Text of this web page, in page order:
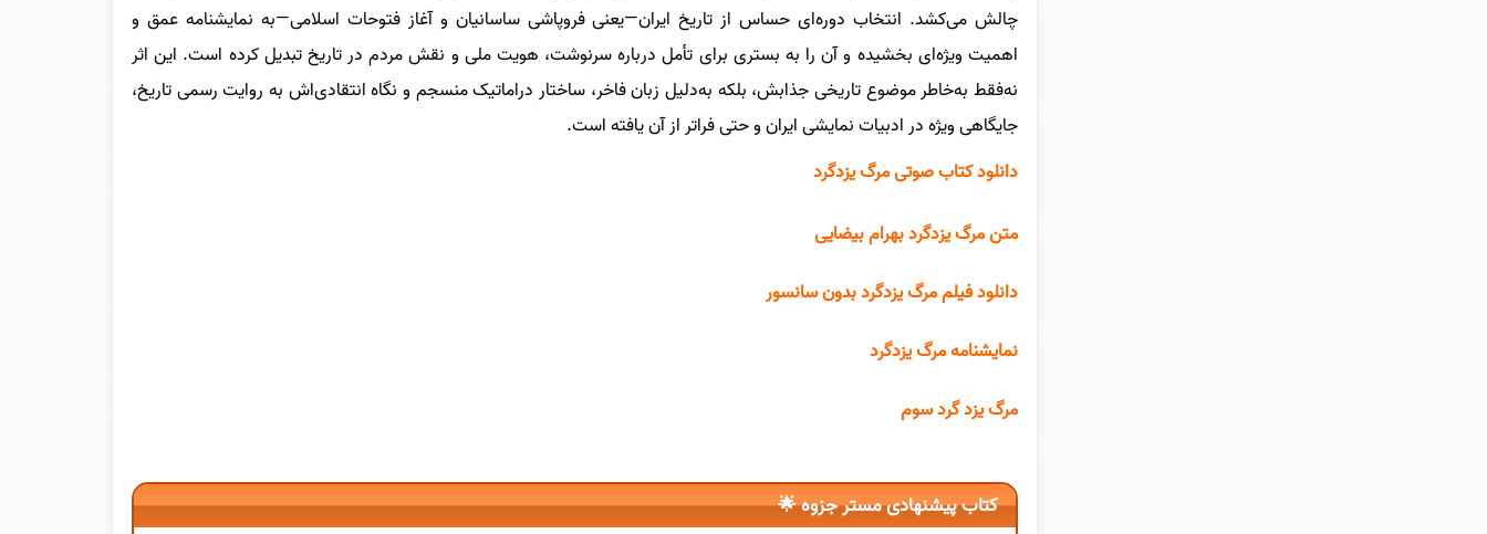
چالش می‌کشد. انتخاب دوره‌ای حساس از تاریخ ایران—یعنی فروپاشی ساسانیان و آغاز فتوحات اسلامی—به نمایشنامه عمق و
اهمیت ویژه‌ای بخشیده و آن را به بستری برای تأمل درباره سرنوشت، هویت ملی و نقش مردم در تاریخ تبدیل کرده است. این اثر
نه‌فقط به‌خاطر موضوع تاریخی جذابش، بلکه به‌دلیل زبان فاخر، ساختار دراماتیک منسجم و نگاه انتقادی‌اش به روایت رسمی تاریخ،
جایگاهی ویژه در ادبیات نمایشی ایران و حتی فراتر از آن یافته است.
دانلود کتاب صوتی مرگ یزدگرد
متن مرگ یزدگرد بهرام بیضایی
دانلود فیلم مرگ یزدگرد بدون سانسور
نمایشنامه مرگ یزدگرد
مرگ یزد گرد سوم
کتاب پیشنهادی مستر جزوه 🌟